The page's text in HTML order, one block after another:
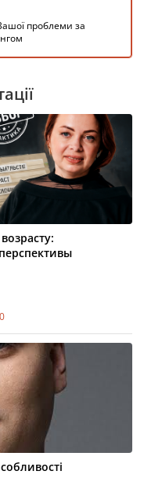
проблеми за
0